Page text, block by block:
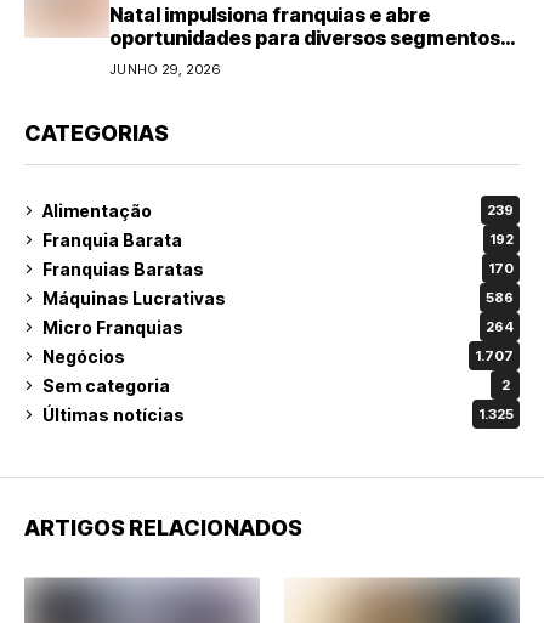
Natal impulsiona franquias e abre
oportunidades para diversos segmentos
do varejo
JUNHO 29, 2026
CATEGORIAS
Alimentação 239
Franquia Barata 192
Franquias Baratas 170
Máquinas Lucrativas 586
Micro Franquias 264
Negócios 1.707
Sem categoria 2
Últimas notícias 1.325
ARTIGOS RELACIONADOS